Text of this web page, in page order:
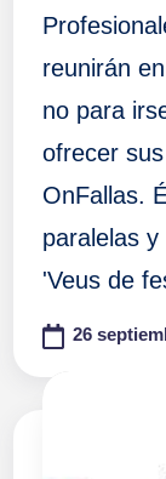
reunirán
no para
ofrecer
OnFallas.
paralelas
'Veus de
26